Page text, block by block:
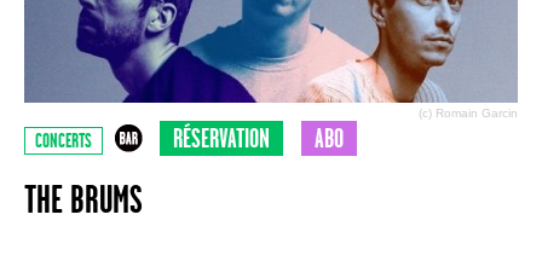
(c) Romain Garcin
CONCERTS RÉSERVATION ABO
THE BRUMS